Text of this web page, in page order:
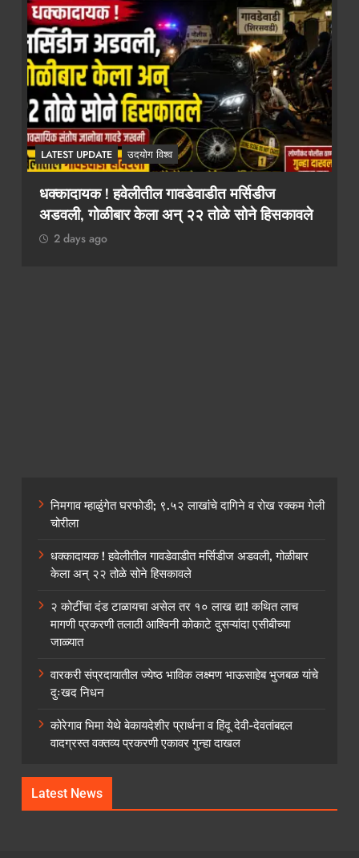
LATEST UPDATE उदयोग विश्व
२ कोटींचा दंड टाळायचा असेल तर १० लाख द्या!
कथित लाच मागणी प्रकरणी तलाठी आश्विनी कोकाटे
दुसऱ्यांदा एसीबीच्या जाळ्यात
निमगाव म्हाळुंगेत घरफोडी; ९.५२ लाखांचे दागिने व रोख रक्कम गेली
चोरीला
धक्कादायक ! हवेलीतील गावडेवाडीत मर्सिडीज अडवली, गोळीबार
केला अन् २२ तोळे सोने हिसकावले
२ कोटींचा दंड टाळायचा असेल तर १० लाख द्या! कथित लाच
मागणी प्रकरणी तलाठी आश्विनी कोकाटे दुसऱ्यांदा एसीबीच्या
जाळ्यात
वारकरी संप्रदायातील ज्येष्ठ भाविक लक्ष्मण भाऊसाहेब भुजबळ यांचे
दुःखद निधन
कोरेगाव भिमा येथे बेकायदेशीर प्रार्थना व हिंदू देवी-देवतांबद्दल
वादग्रस्त वक्तव्य प्रकरणी एकावर गुन्हा दाखल
Latest News